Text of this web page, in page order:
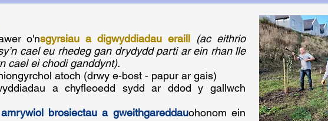
o'nsgyrsiau a digwyddiadau eraill (ac eithrio
cael eu rhedeg gan drydydd parti ar ein rhan lle
cael ei chodi ganddynt).
atoch (drwy e-bost - papur ar gais)
a chyfleoedd sydd ar ddod y gallwch
brosiectau a gweithgareddauohonom ein